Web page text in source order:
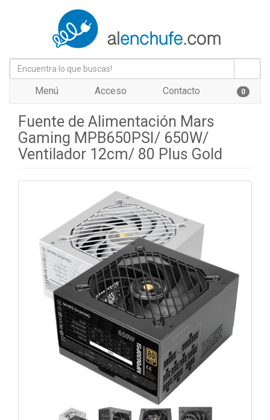
Menú Acceso Contacto 0
Fuente de Alimentación Mars
Gaming MPB650PSI/ 650W/
Ventilador 12cm/ 80 Plus Gold